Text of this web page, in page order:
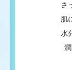
さ
肌
水